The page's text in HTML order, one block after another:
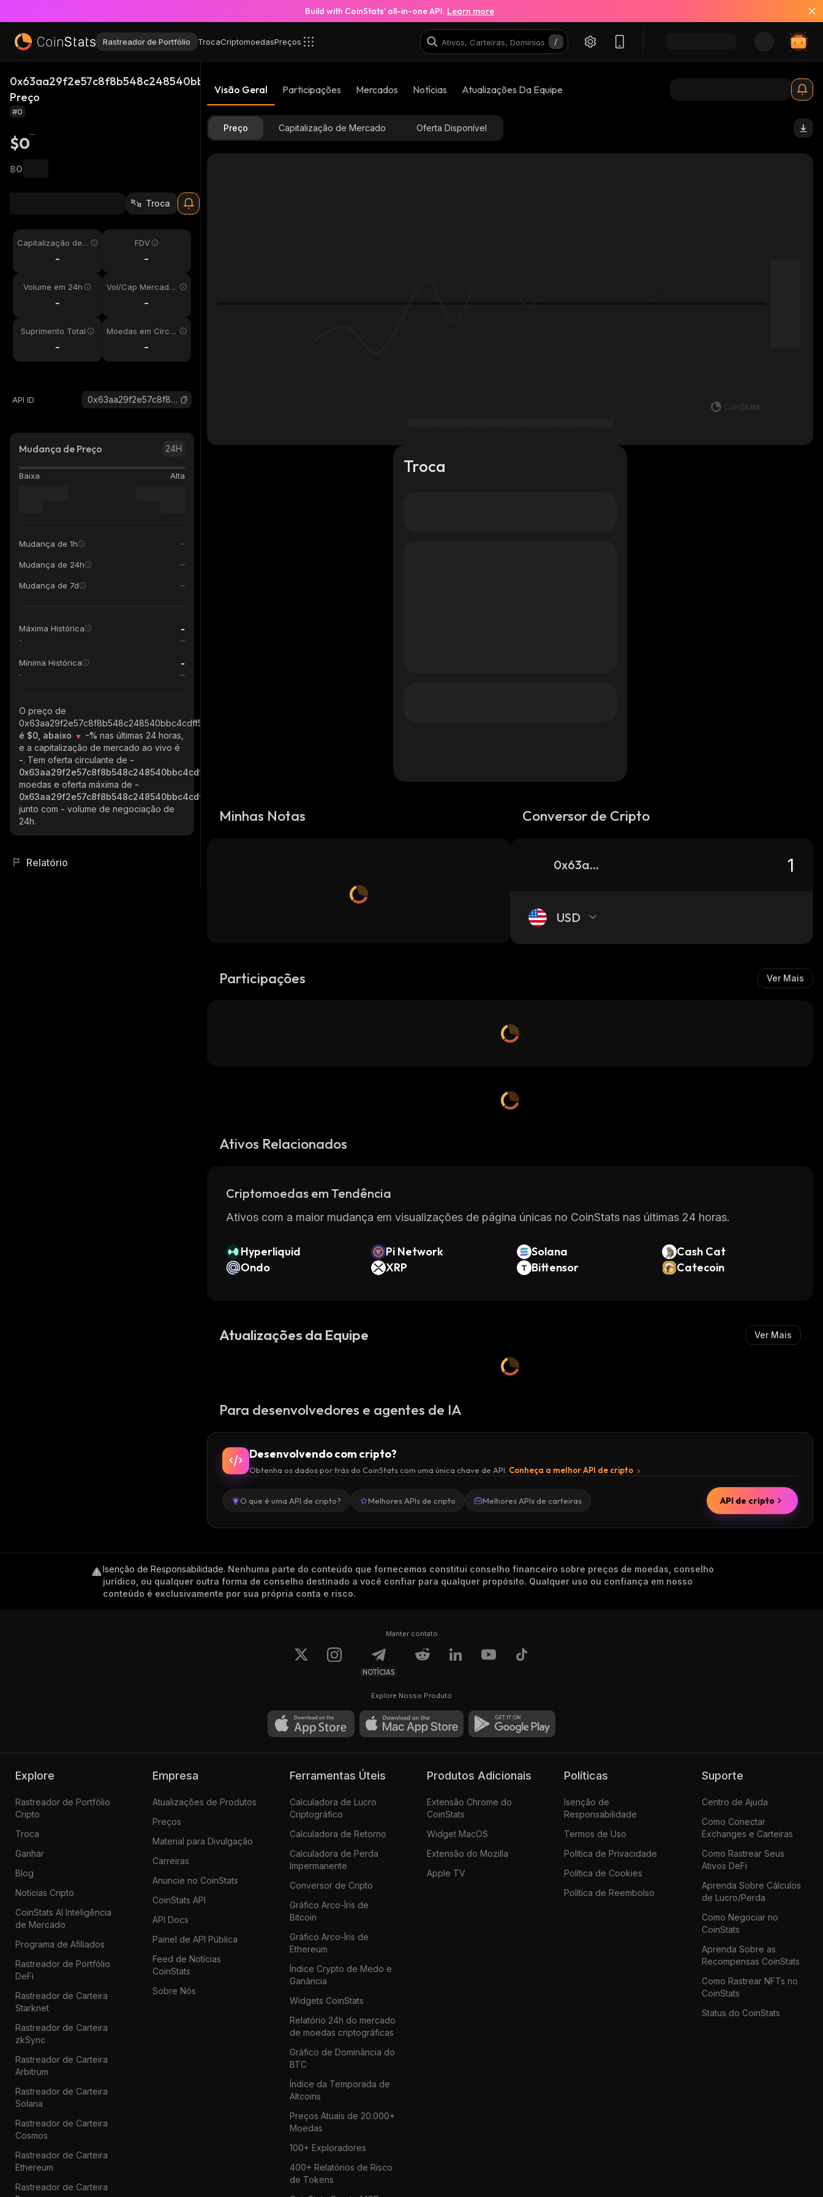
Build with CoinStats’ all-in-one API. Learn more
Rastreador de Portfólio TrocaCriptomoedasPreços
0x63aa29f2e57c8f8b548c248540bbc4cdff5ee02a_robinhood
Preço
0x63aa29f2e57c8f8b548c248540bbc4cdff5ee02a_robinhood
#0
$0
฿0
Troca
Capitalização de
-
FDV
-
Volume em 24h
-
Vol/Cap Mercado
-
Suprimento Total
-
Moedas em Circul
-
API ID 0x63aa29f2e57c8f8b548c248540bbc4cdff5ee02a_robinhood
Mudança de Preço 24H
Baixa Alta
Mudança de 1h
Mudança de 24h
Mudança de 7d
Máxima Histórica -
-
Mínima Histórica -
-
O preço de
0x63aa29f2e57c8f8b548c248540bbc4cdff5ee02a_robinhood
é $0, abaixo
-% nas últimas 24 horas,
e a capitalização de mercado ao vivo é
-. Tem oferta circulante de -
0x63aa29f2e57c8f8b548c248540bbc4cdff5ee02a_robinhood
moedas e oferta máxima de -
0x63aa29f2e57c8f8b548c248540bbc4cdff5ee02a_robinhood
junto com - volume de negociação de
24h.
Relatório
Visão Geral Participações Mercados Notícias Atualizações Da Equipe
Preço Capitalização de Mercado Oferta Disponível
Troca
Minhas Notas Conversor de Cripto
0x63aa29f2e57c8f8b548c248540bbc4cdff5ee02a_robinhood
USD
Participações Ver Mais
Ativos Relacionados
Criptomoedas em Tendência
Ativos com a maior mudança em visualizações de página únicas no CoinStats nas últimas 24 horas.
Hyperliquid Pi Network Solana
Cash Cat
Ondo
XRP Bittensor Catecoin
Atualizações da Equipe Ver Mais
Para desenvolvedores e agentes de IA
Desenvolvendo com cripto?
Obtenha os dados por trás do CoinStats com uma única chave de API. Conheça a melhor API de cripto
O que é uma API de cripto? Melhores APIs de cripto Melhores APIs de carteiras API de cripto
Isenção de Responsabilidade. Nenhuma parte do conteúdo que fornecemos constitui conselho financeiro sobre preços de moedas, conselho
jurídico, ou qualquer outra forma de conselho destinado a você confiar para qualquer propósito. Qualquer uso ou confiança em nosso
conteúdo é exclusivamente por sua própria conta e risco.
Manter contato
NOTÍCIAS
Explore Nosso Produto
Explore
Rastreador de Portfólio
Cripto
Troca
Ganhar
Blog
Notícias Cripto
CoinStats AI Inteligência
de Mercado
Programa de Afiliados
Rastreador de Portfólio
DeFi
Rastreador de Carteira
Starknet
Rastreador de Carteira
zkSync
Rastreador de Carteira
Arbitrum
Rastreador de Carteira
Solana
Rastreador de Carteira
Cosmos
Rastreador de Carteira
Ethereum
Rastreador de Carteira
Empresa
Atualizações de Produtos
Preços
Material para Divulgação
Carreiras
Anuncie no CoinStats
CoinStats API
API Docs
Painel de API Pública
Feed de Notícias
CoinStats
Sobre Nós
Ferramentas Úteis
Calculadora de Lucro
Criptográfico
Calculadora de Retorno
Calculadora de Perda
Impermanente
Conversor de Cripto
Gráfico Arco-Íris de
Bitcoin
Gráfico Arco-Íris de
Ethereum
Índice Crypto de Medo e
Ganância
Widgets CoinStats
Relatório 24h do mercado
de moedas criptográficas
Gráfico de Dominância do
BTC
Índice da Temporada de
Altcoins
Preços Atuais de 20.000+
Moedas
100+ Exploradores
400+ Relatórios de Risco
de Tokens
Produtos Adicionais
Extensão Chrome do
CoinStats
Widget MacOS
Extensão do Mozilla
Apple TV
Políticas
Isenção de
Responsabilidade
Termos de Uso
Política de Privacidade
Política de Cookies
Política de Reembolso
Suporte
Centro de Ajuda
Como Conectar
Exchanges e Carteiras
Como Rastrear Seus
Ativos DeFi
Aprenda Sobre Cálculos
de Lucro/Perda
Como Negociar no
CoinStats
Aprenda Sobre as
Recompensas CoinStats
Como Rastrear NFTs no
CoinStats
Status do CoinStats